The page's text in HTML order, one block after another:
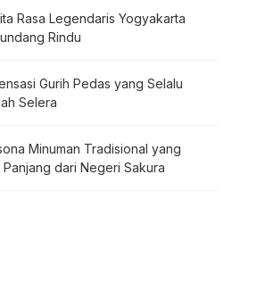
Rasa Legendaris Yogyakarta
Rindu
Gurih Pedas yang Selalu
Selera
Minuman Tradisional yang
dari Negeri Sakura